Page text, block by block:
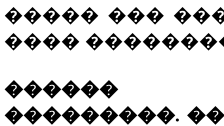
����� ���
����
������
���������.